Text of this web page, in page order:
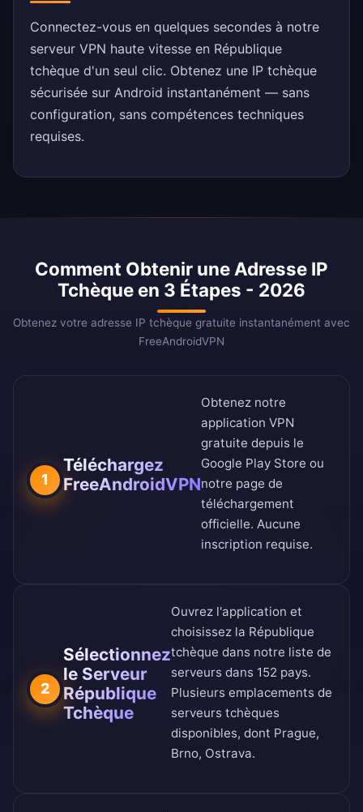
Connectez-vous en quelques secondes à notre
serveur VPN haute vitesse en République
tchèque d'un seul clic. Obtenez une IP tchèque
sécurisée sur Android instantanément — sans
configuration, sans compétences techniques
requises.
Comment Obtenir une Adresse IP
Tchèque en 3 Étapes - 2026
Obtenez votre adresse IP tchèque gratuite instantanément avec
FreeAndroidVPN
1
Téléchargez
FreeAndroidVPN
Obtenez notre
application VPN
gratuite depuis le
Google Play Store ou
notre page de
téléchargement
officielle. Aucune
inscription requise.
2
Sélectionnez
le Serveur
République
Tchèque
Ouvrez l'application et
choisissez la République
tchèque dans notre liste de
serveurs dans 152 pays.
Plusieurs emplacements de
serveurs tchèques
disponibles, dont Prague,
Brno, Ostrava.